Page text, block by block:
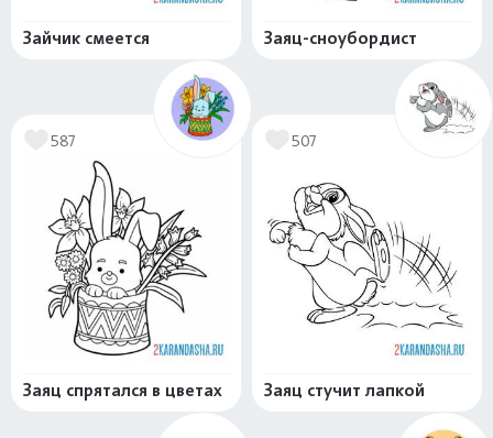
Зайчик смеется Заяц-сноубордист
587
Заяц спрятался в цветах
507
Заяц стучит лапкой